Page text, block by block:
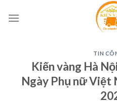
TIN
Kiến vàng Hà
Ngày Phụ nữ Việt